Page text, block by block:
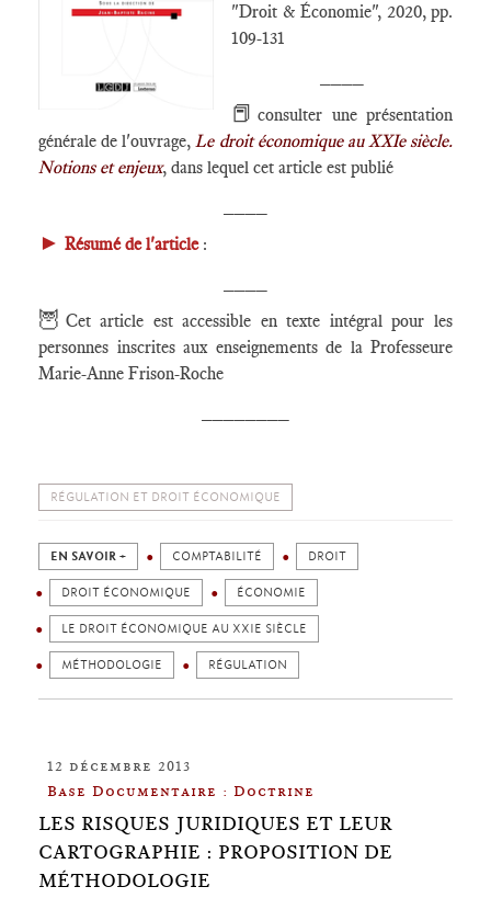
"Droit & Économie", 2020, pp.
109-131
📕consulter une présentation
générale de l'ouvrage,Le droit économique au XXIe siècle.
Notions et enjeux, dans lequel cet article est publié
► Résumé de l'article:
🦉 Cet article est accessible en texte intégral pour les
personnes inscrites aux enseignements de la Professeure
Marie-Anne Frison-Roche
RÉGULATION ET DROIT ÉCONOMIQUE
EN SAVOIR + COMPTABILITÉ DROIT
DROIT ÉCONOMIQUE ÉCONOMIE
LE DROIT ÉCONOMIQUE AU XXIE SIÈCLE
MÉTHODOLOGIE RÉGULATION
12 décembre 2013
Base Documentaire : Doctrine
LES RISQUES JURIDIQUES ET LEUR
CARTOGRAPHIE : PROPOSITION DE
MÉTHODOLOGIE